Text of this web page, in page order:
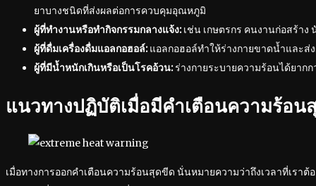
ยาบางชนิดที่ส่งผลต่อการควบคุมอุณหภูมิ
ผู้ที่ทำงานหรือทำกิจกรรมกลางแจ้ง:เช่น เกษตรกร คนงานก่อสร้าง
ผู้ที่ดื่มเครื่องดื่มแอลกอฮอล์:แอลกอฮอล์ทำให้ร่างกายขาดน้ำและ
ผู้ที่มีน้ำหนักเกินหรือเป็นโรคอ้วน:ร่างกายระบายความร้อนได้ยากก
แนวทางปฏิบัติเมื่อมีคำเตือนความร้อน
เมื่อทางการออกคำเตือนความร้อนสุดขีด นั่นหมายความว่าถึงเวลาที่เราต้